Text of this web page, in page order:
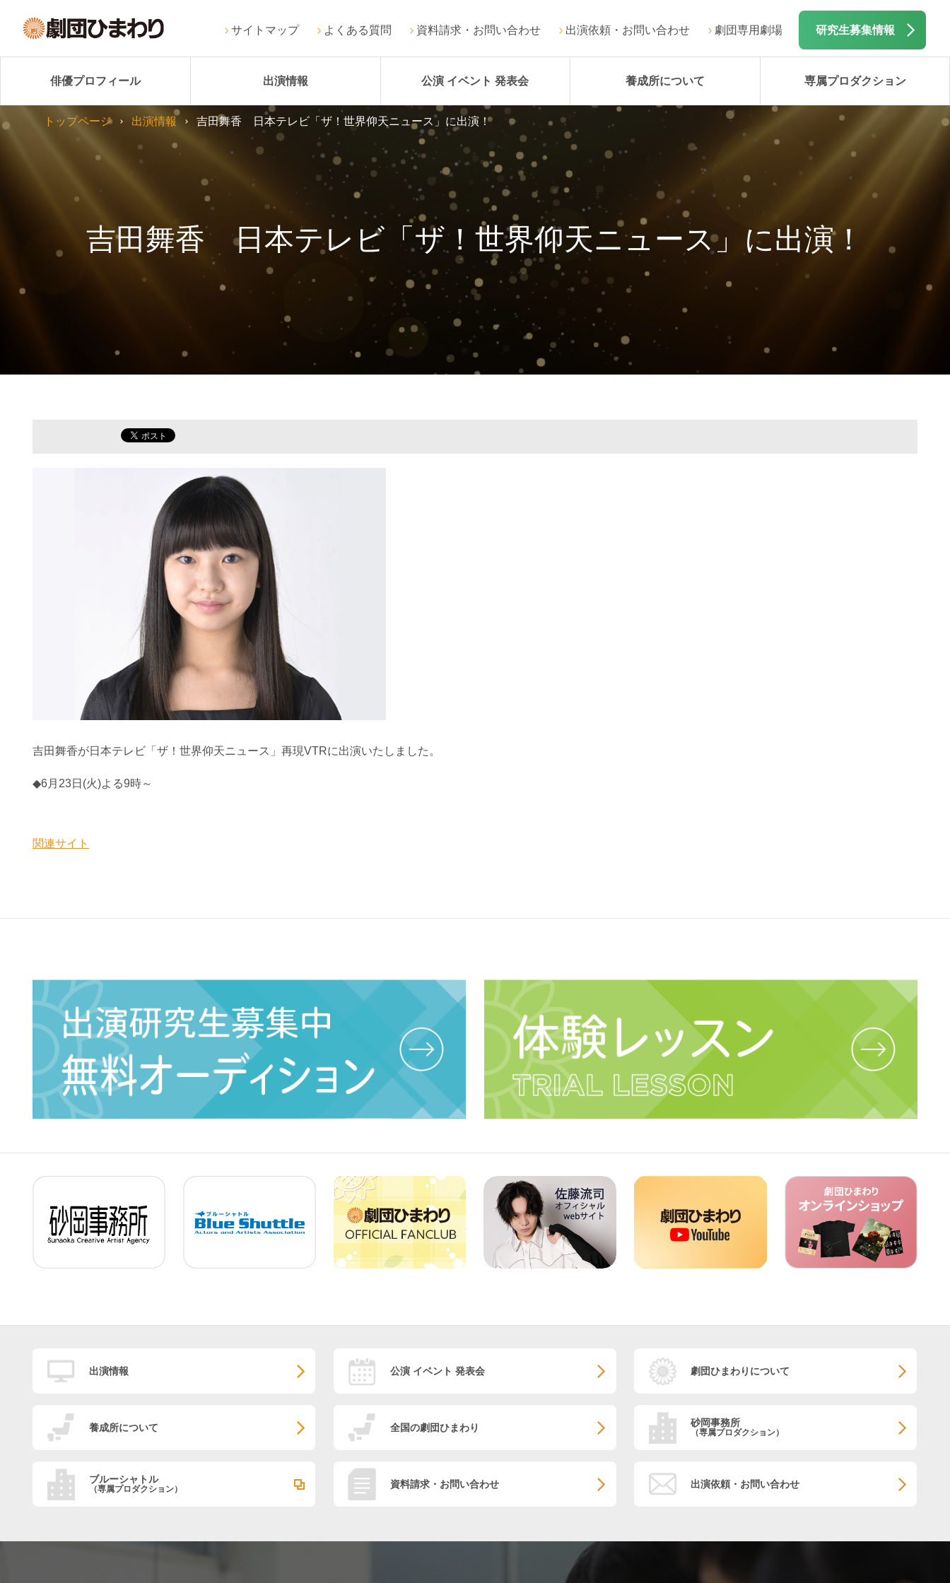
サイトマップ よくある質問 資料請求・お問い合わせ 出演依頼・お問い合わせ 劇団専用劇場 研究生募集情報
俳優プロフィール 出演情報 公演 イベント 発表会 養成所について 専属プロダクション
吉田舞香 日本テレビ「ザ！世界仰天ニュース」に出演！
トップページ 出演情報 吉田舞香 日本テレビ「ザ！世界仰天ニュース」に出演！
吉田舞香が日本テレビ「ザ！世界仰天ニュース」 再現VTRに出演いたしました。
◆6月23日(火)よる9時～
関連サイト
出演情報 公演 イベント 発表会 劇団ひまわりについて
養成所について 全国の劇団ひまわり 砂岡事務所
（専属プロダクション）
ブルーシャトル
（専属プロダクション） 資料請求・お問い合わせ 出演依頼・お問い合わせ